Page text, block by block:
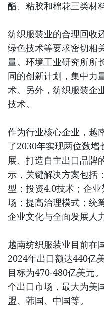
酯、粘胶和棉花三类材料
纺织服装业的合理回收
绿色技术等要求密切相
量。环境工业研究所所
同的创新计划，集中力
术。另外，纺织服装企
技术。
作为行业核心企业，越
了2030年实现两位数
展、打造自主出口品牌
示，关键解决方案包括
型；投资4.0技术；企
场；提高治理模式；统
企业文化与全面发展人
越南纺织服装业目前在
2024年出口额达440亿
目标为470-480亿美元
个出口市场，最大为美
盟、韩国、中国等。